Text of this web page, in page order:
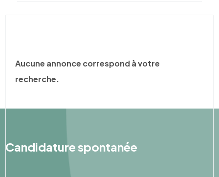
Aucune annonce correspond à votre
recherche.
Candidature spontanée